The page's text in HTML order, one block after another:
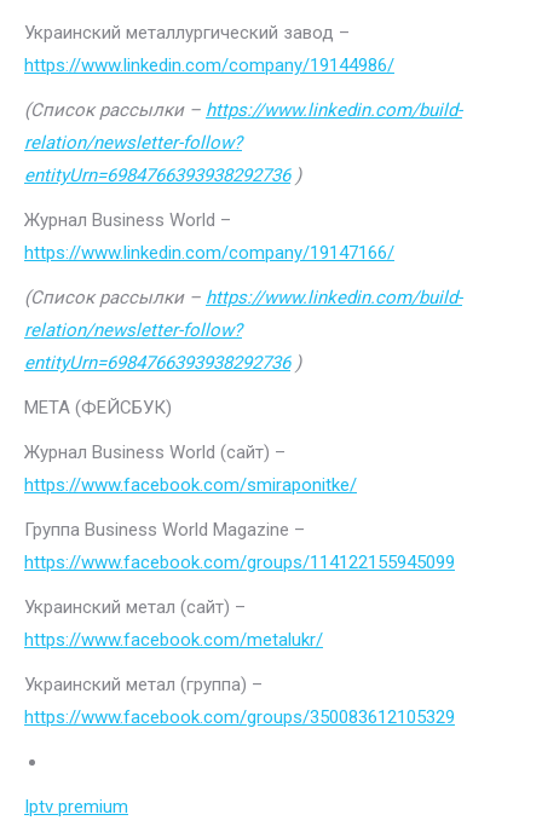
Украинский металлургический завод –
https://www.linkedin.com/company/19144986/
(Список рассылки – https://www.linkedin.com/build-
relation/newsletter-follow?
entityUrn=6984766393938292736)
Журнал Business World –
https://www.linkedin.com/company/19147166/
(Список рассылки – https://www.linkedin.com/build-
relation/newsletter-follow?
entityUrn=6984766393938292736)
МЕТА (ФЕЙСБУК)
Журнал Business World (сайт) –
https://www.facebook.com/smiraponitke/
Группа Business World Magazine –
https://www.facebook.com/groups/114122155945099
Украинский метал (сайт) –
https://www.facebook.com/metalukr/
Украинский метал (группа) –
https://www.facebook.com/groups/350083612105329
Iptv premium